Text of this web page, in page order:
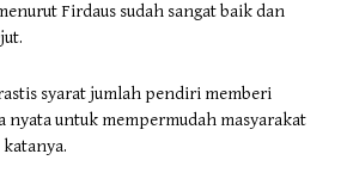
Firdaus sudah sangat baik dan
syarat jumlah pendiri memberi
nyata untuk mempermudah masyarakat